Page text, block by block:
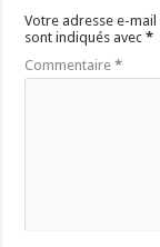
Votre adresse e-
sont indiqués avec*
Commentaire*